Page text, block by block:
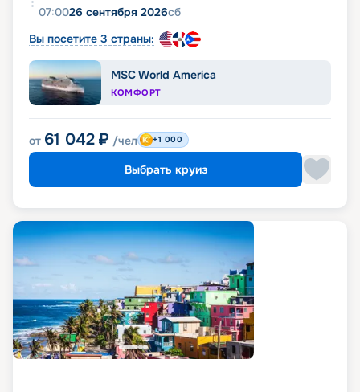
07:0026 сентября 2026сб
Вы посетите 3 страны:
MSC World America
КОМФОРТ
от 61 042 ₽ /чел +1 000
Выбрать круиз